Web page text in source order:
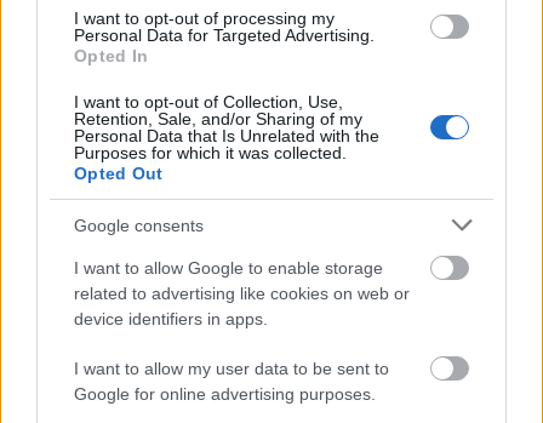
I want to opt-out of processing my
Personal Data for Targeted Advertising.
Opted In
I want to opt-out of Collection, Use,
Retention, Sale, and/or Sharing of my
Personal Data that Is Unrelated with the
Purposes for which it was collected.
Opted Out
Google consents
I want to allow Google to enable storage
related to advertising like cookies on web or
device identifiers in apps.
I want to allow my user data to be sent to
Google for online advertising purposes.
Péter, Szente Árpád Csaba
HERCEG - Kádár Ignác / Vári Bertalan
LOVAK - Csánitz Márk, Csiszár Martin /
Gönczi Jakab, Lakatos Ferenc, Rumi
Benjamin
Közreműködő partner az Ajka-Padragkút
Táncegyüttes és a Veszprém-Bakony
Táncegyüttes
Díszlettervező: Kovács Yvette Alida
Jelmeztervező: Justin Júlia